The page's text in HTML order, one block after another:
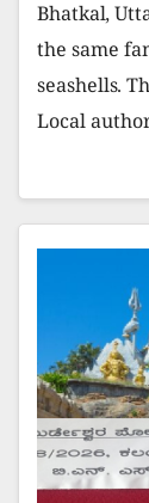
Bhatkal,
the same
seashells.
Local